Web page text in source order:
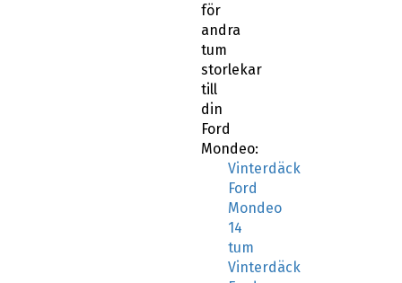
för
andra
tum
storlekar
till
din
Ford
Mondeo:
Vinterdäck
Ford
Mondeo
14
tum
Vinterdäck